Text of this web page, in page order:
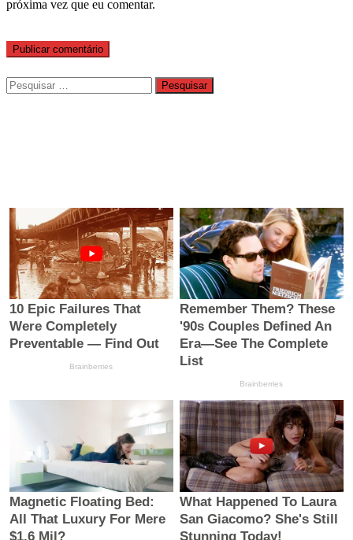
próxima vez que eu comentar.
Pesquisar
por: